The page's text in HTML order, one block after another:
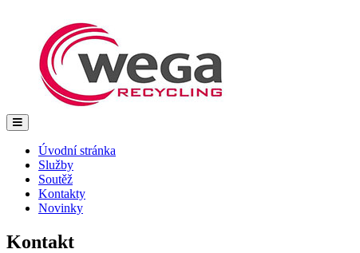
Úvodní stránka
Služby
Soutěž
Kontakty
Novinky
Kontakt